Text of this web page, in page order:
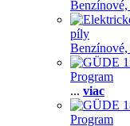
Benzínové,
píly
Benzínové,
Program
... viac
Program